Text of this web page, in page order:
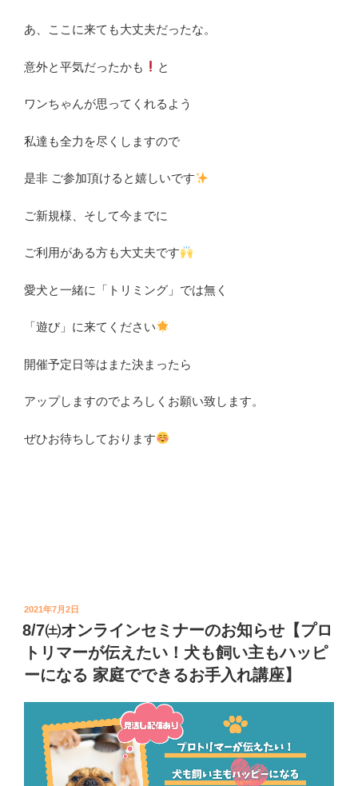
あ、ここに来ても大丈夫だったな。
意外と平気だったかも と
ワンちゃんが思ってくれるよう
私達も全力を尽くしますので
是非 ご参加頂けると嬉しいです
ご新規様、そして今までに
ご利用がある方も大丈夫です
愛犬と一緒に「トリミング」では無く
「遊び」に来てください
開催予定日等はまた決まったら
アップしますのでよろしくお願い致します。
ぜひお待ちしております
投
稿
日:
2021年7月2日
8/7㈯オンラインセミナーのお知らせ【プロ
トリマーが伝えたい！犬も飼い主もハッピ
ーになる 家庭でできるお手入れ講座】